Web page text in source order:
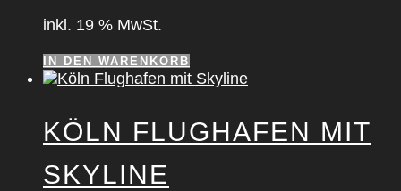
inkl. 19 % MwSt.
IN DEN WARENKORB
KÖLN FLUG­HA­FEN MIT
SKY­LINE